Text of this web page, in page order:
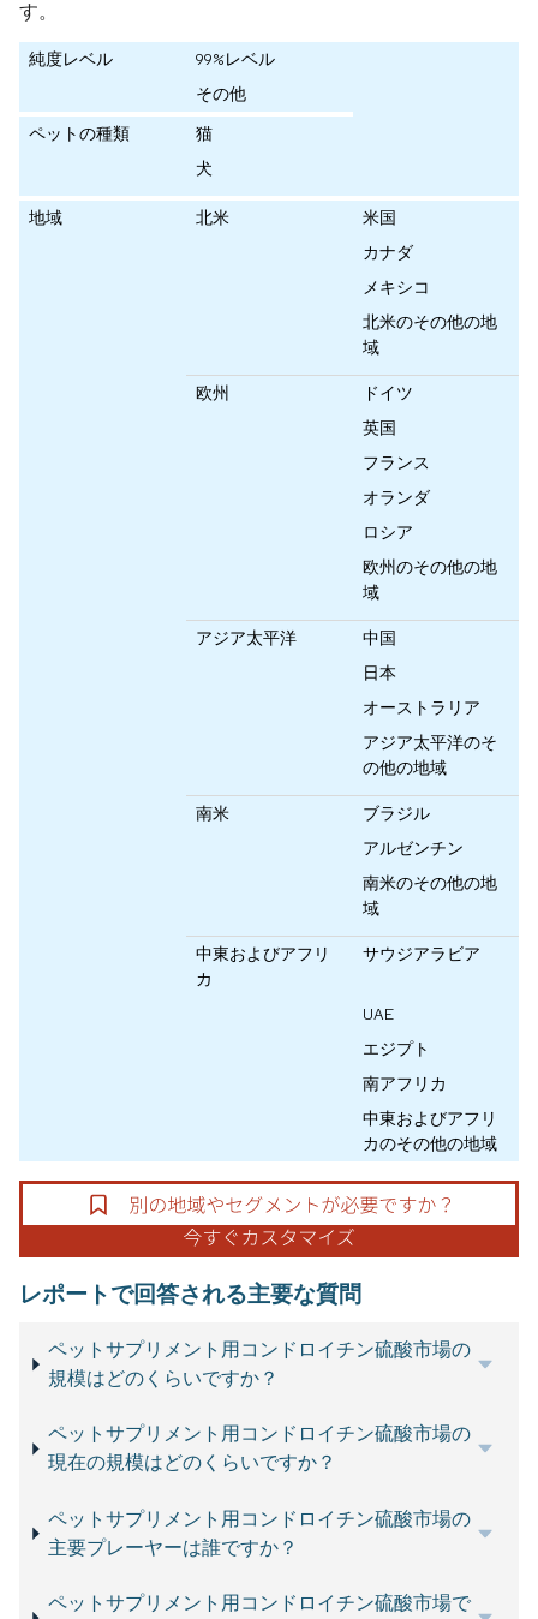
す。
純度レベル
99%レベル
その他
ペットの種類
猫
犬
地域 北米
米国
カナダ
メキシコ
北米のその他の地
域
欧州
ドイツ
英国
フランス
オランダ
ロシア
欧州のその他の地
域
アジア太平洋
中国
日本
オーストラリア
アジア太平洋のそ
の他の地域
南米
ブラジル
アルゼンチン
南米のその他の地
域
中東およびアフリ
カ
サウジアラビア
UAE
エジプト
南アフリカ
中東およびアフリ
カのその他の地域
レポートで回答される主要な質問
ペットサプリメント用コンドロイチン硫酸市場の
規模はどのくらいですか？
ペットサプリメント用コンドロイチン硫酸市場の
現在の規模はどのくらいですか？
ペットサプリメント用コンドロイチン硫酸市場の
主要プレーヤーは誰ですか？
ペットサプリメント用コンドロイチン硫酸市場で